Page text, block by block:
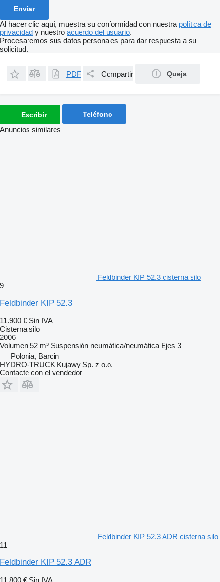
Al hacer clic aquí, muestra su conformidad con nuestra política de
privacidad y nuestro acuerdo del usuario.
Procesaremos sus datos personales para dar respuesta a su
solicitud.
PDF Compartir Queja
Escribir Teléfono
Anuncios similares
Feldbinder KIP 52.3 cisterna silo
9
Feldbinder KIP 52.3
11.900 € Sin IVA
Cisterna silo
2006
Volumen 52 m³ Suspensión neumática/neumática Ejes 3
Polonia, Barcin
HYDRO-TRUCK Kujawy Sp. z o.o.
Contacte con el vendedor
Feldbinder KIP 52.3 ADR cisterna silo
11
Feldbinder KIP 52.3 ADR
11.800 € Sin IVA